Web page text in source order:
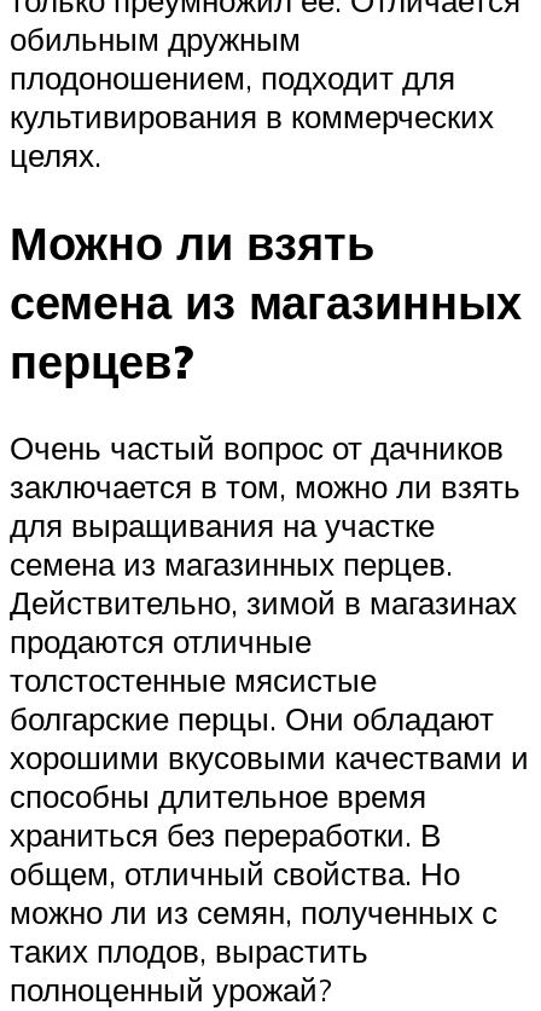
обильным дружным
плодоношением, подходит для
культивирования в коммерческих
целях.
Можно ли взять
семена из магазинных
перцев?
Очень частый вопрос от дачников
заключается в том, можно ли взять
для выращивания на участке
семена из магазинных перцев.
Действительно, зимой в магазинах
продаются отличные
толстостенные мясистые
болгарские перцы. Они обладают
хорошими вкусовыми качествами и
способны длительное время
храниться без переработки. В
общем, отличный свойства. Но
можно ли из семян, полученных с
таких плодов, вырастить
полноценный урожай?